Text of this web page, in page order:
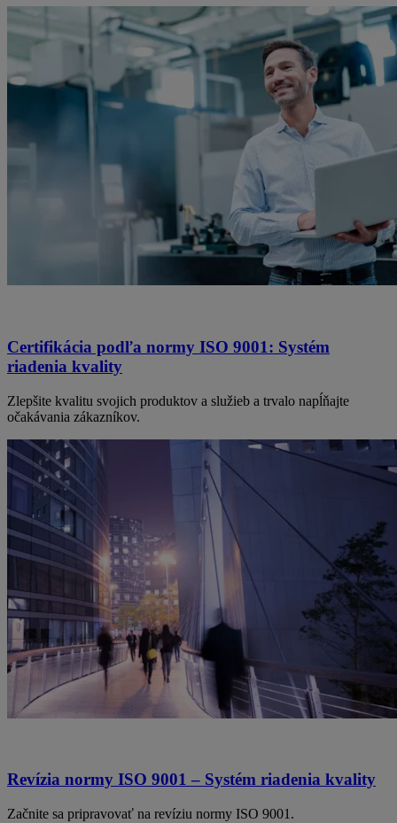
Certifikácia podľa normy ISO 9001: Systém
riadenia kvality
Zlepšite kvalitu svojich produktov a služieb a trvalo napĺňajte
očakávania zákazníkov.
Revízia normy ISO 9001 – Systém riadenia kvality
Začnite sa pripravovať na revíziu normy ISO 9001.